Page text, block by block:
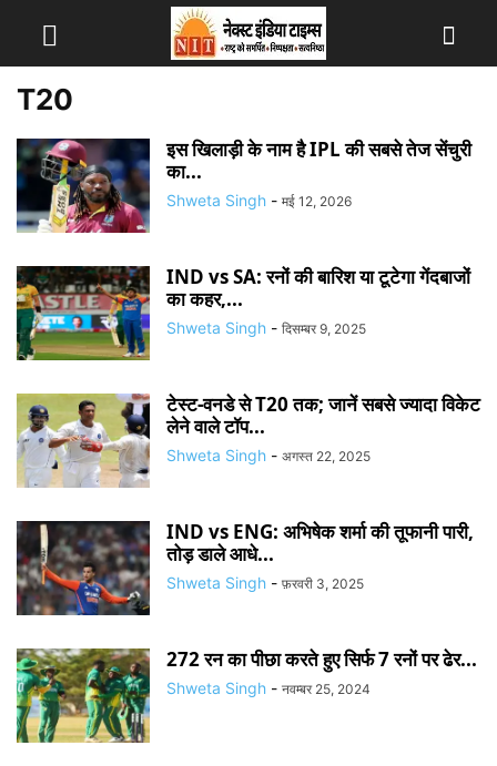
T20
इस खिलाड़ी के नाम है IPL की सबसे तेज सेंचुरी
का...
Shweta Singh - मई 12, 2026
IND vs SA: रनों की बारिश या टूटेगा गेंदबाजों
का कहर,...
Shweta Singh - दिसम्बर 9, 2025
टेस्ट-वनडे से T20 तक; जानें सबसे ज्यादा विकेट
लेने वाले टॉप...
Shweta Singh - अगस्त 22, 2025
IND vs ENG: अभिषेक शर्मा की तूफानी पारी,
तोड़ डाले आधे...
Shweta Singh - फ़रवरी 3, 2025
272 रन का पीछा करते हुए सिर्फ 7 रनों पर ढेर...
Shweta Singh - नवम्बर 25, 2024